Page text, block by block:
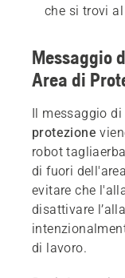
che si trovi
Messaggio
Area di
Il messaggio
protezione
robot
di fuori
evitare che
disattivare
di lavoro.